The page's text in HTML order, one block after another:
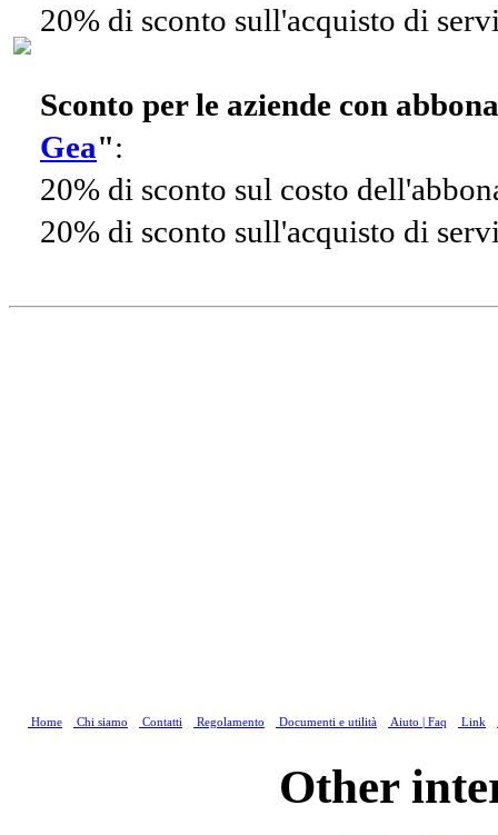
20% di sconto sull'acquisto di
Sconto per le aziende con
Gea":
20% di sconto sul costo
20% di sconto sull'acquisto di
Home Chi siamo Contatti Regolamento Documenti e utilità Aiuto | Faq Link
Other